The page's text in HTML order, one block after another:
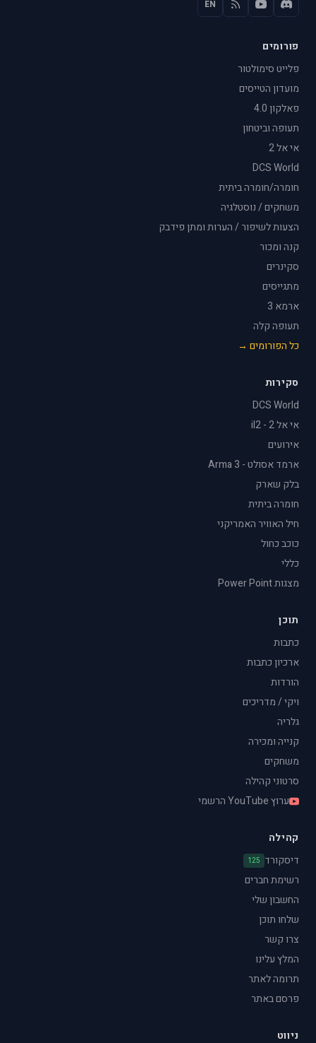
EN
פורומים
פלייט סימולטור
מועדון הטייסים
פאלקון 4.0
תעופה וביטחון
אי אל 2
DCS World
חומרה/חומרה ביתית
משחקים / נוסטלגיה
הצעות לשיפור / הערות ומתן פידבק
קנה ומכור
סקינרים
מתגייסים
ארמא 3
תעופה קלה
כל הפורומים →
סקירות
DCS World
אי אל 2 - il2
אירועים
ארמד אסולט - Arma 3
בלק שארק
חומרה ביתית
חיל האוויר האמריקני
כוכב כחול
כללי
מצגות Power Point
תוכן
כתבות
ארכיון כתבות
הורדות
ויקי / מדריכים
גלריה
קנייה ומכירה
משחקים
סרטוני קהילה
ערוץ YouTube הרשמי
קהילה
דיסקורד 125
רשימת חברים
החשבון שלי
שלחו תוכן
צרו קשר
המלץ עלינו
תרומה לאתר
פרסם באתר
ניווט